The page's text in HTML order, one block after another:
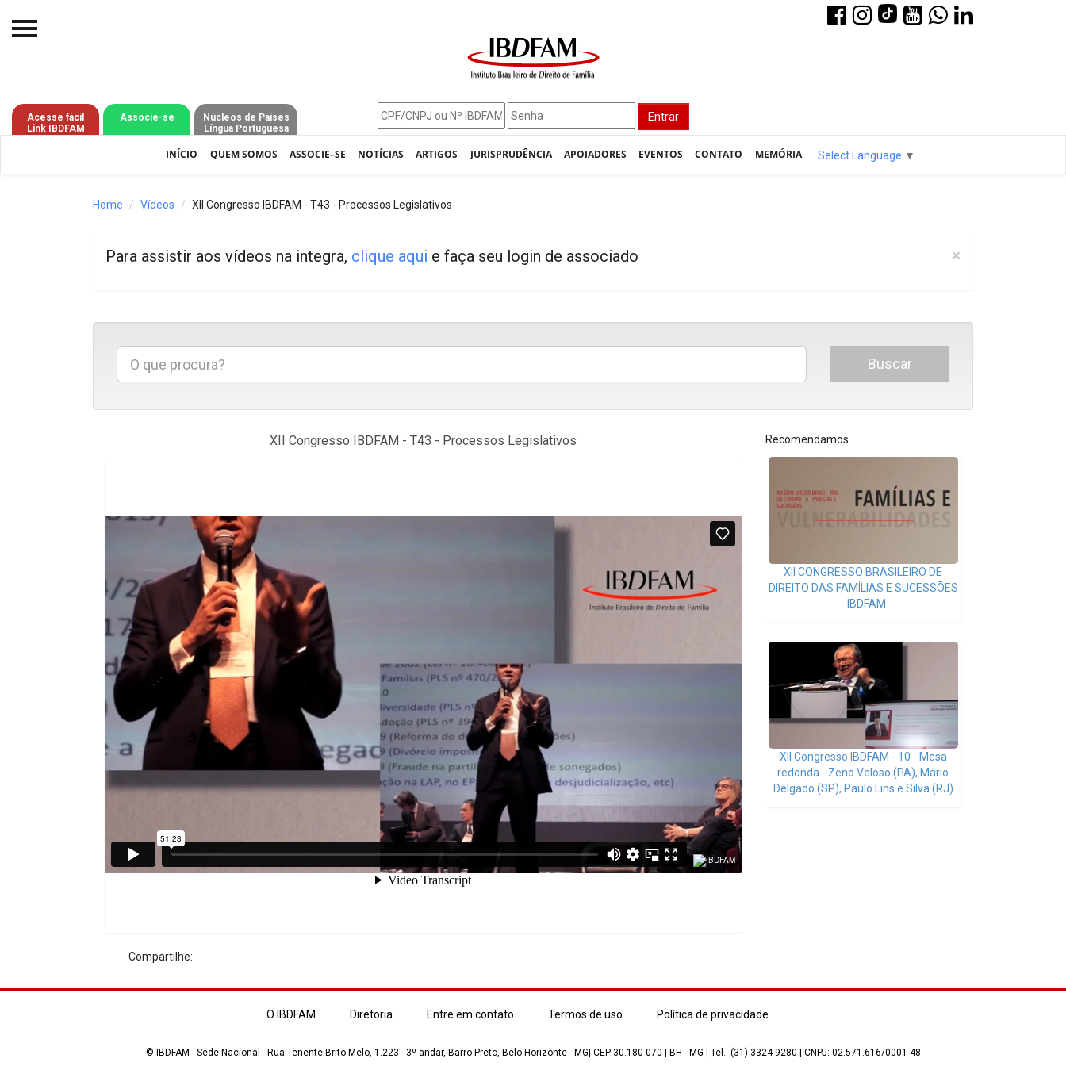
Entrar
Acesse fácil
Link IBDFAM
Associe-se
Núcleos de Países
Língua Portuguesa
INÍCIO QUEM SOMOS ASSOCIE–SE NOTÍCIAS ARTIGOS JURISPRUDÊNCIA APOIADORES EVENTOS CONTATO MEMÓRIA Select Language ▼
O IBDFAM
Notícias
Home Vídeos XII Congresso IBDFAM - T43 - Processos Legislativos
×
Para assistir aos vídeos na integra, clique aqui e faça seu login de associado
Buscar
XII Congresso IBDFAM - T43 - Processos Legislativos
Compartilhe:
Recomendamos
XII CONGRESSO BRASILEIRO DE
DIREITO DAS FAMÍLIAS E SUCESSÕES
- IBDFAM
XII Congresso IBDFAM - 10 - Mesa
redonda - Zeno Veloso (PA), Mário
Delgado (SP), Paulo Lins e Silva (RJ)
O IBDFAM Diretoria Entre em contato Termos de uso Política de privacidade
© IBDFAM - Sede Nacional - Rua Tenente Brito Melo, 1.223 - 3º andar, Barro Preto, Belo Horizonte - MG| CEP 30.180-070 | BH - MG | Tel.: (31) 3324-9280 | CNPJ: 02.571.616/0001-48